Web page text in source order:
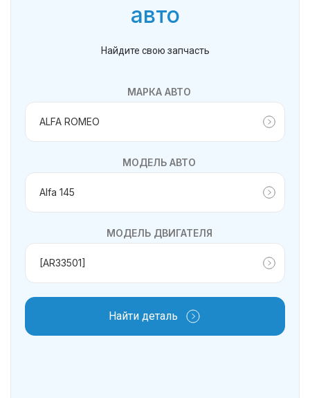
авто
Найдите свою запчасть
МАРКА АВТО
МОДЕЛЬ АВТО
МОДЕЛЬ ДВИГАТЕЛЯ
Найти деталь